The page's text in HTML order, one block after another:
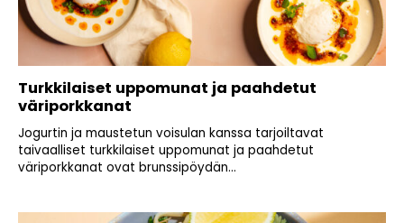
Turkkilaiset uppomunat ja paahdetut
väriporkkanat
Jogurtin ja maustetun voisulan kanssa tarjoiltavat
taivaalliset turkkilaiset uppomunat ja paahdetut
väriporkkanat ovat brunssipöydän...